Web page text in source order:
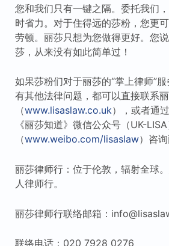
您和我们只有一键之隔。委托我们
时省力。对于住得远的莎粉，您更
劳顿。丽莎只想为您做得更好。您
莎，从来没有如此简单过！
如果莎粉们对于丽莎的“掌上律师”
有其他法律问题，都可以直接联系
（www.lisaslaw.co.uk），或者通
《丽莎知道》微信公众号（UK-
（www.weibo.com/lisaslaw）咨询
丽莎律师行：位于伦敦，辐射全球
人律师行。
丽莎律师行联络邮箱：
联络电话：020 7928 0276